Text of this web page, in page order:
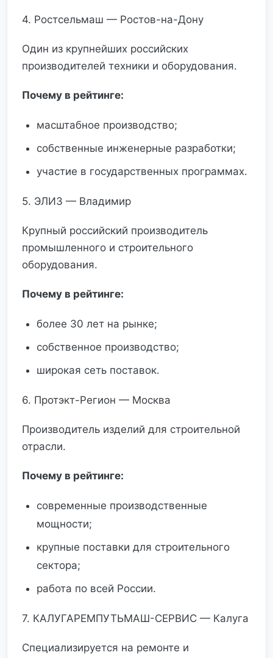
4. Ростсельмаш — Ростов-на-Дону
Один из крупнейших российских
производителей техники и оборудования.
Почему в рейтинге:
масштабное производство;
собственные инженерные разработки;
участие в государственных программах.
5. ЭЛИЗ — Владимир
Крупный российский производитель
промышленного и строительного
оборудования.
Почему в рейтинге:
более 30 лет на рынке;
собственное производство;
широкая сеть поставок.
6. Протэкт-Регион — Москва
Производитель изделий для строительной
отрасли.
Почему в рейтинге:
современные производственные
мощности;
крупные поставки для строительного
сектора;
работа по всей России.
7. КАЛУГАРЕМПУТЬМАШ-СЕРВИС — Калуга
Специализируется на ремонте и